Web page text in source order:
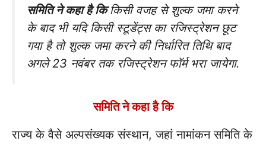
समिति ने कहा है किकिसी वजह से शुल्क जमा करने
के बाद भी यदि किसी स्टूडेंट्स का रजिस्ट्रेशन छूट
गया है तो शुल्क जमा करने की निर्धारित तिथि बाद
अगले 23 नवंबर तक रजिस्ट्रेशन फॉर्म भरा जायेगा.
समिति ने कहा है कि
राज्य के वैसे अल्पसंख्यक संस्थान, जहां नामांकन समिति के